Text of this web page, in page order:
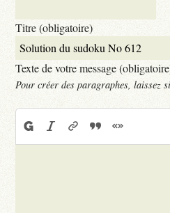
Titre (obligatoire)
Texte de votre message
Pour créer des paragraphes, laissez